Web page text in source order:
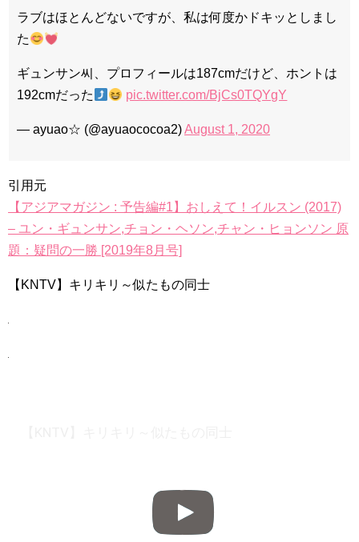
ラブはほとんどないですが、私は何度かドキッとしまし
た
ギュンサン씨、プロフィールは187cmだけど、ホントは
192cmだった
pic.twitter.com/BjCs0TQYgY
— ayuao☆ (@ayuaococoa2)August 1, 2020
引用元
【アジアマガジン : 予告編#1】おしえて！イルスン (2017)
– ユン・ギュンサン,チョン・ヘソン,チャン・ヒョンソン 原
題：疑問の一勝 [2019年8月号]
【KNTV】キリキリ～似たもの同士